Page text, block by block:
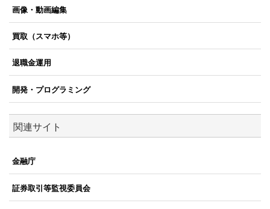
画像・動画編集
買取（スマホ等）
退職金運用
開発・プログラミング
関連サイト
金融庁
証券取引等監視委員会